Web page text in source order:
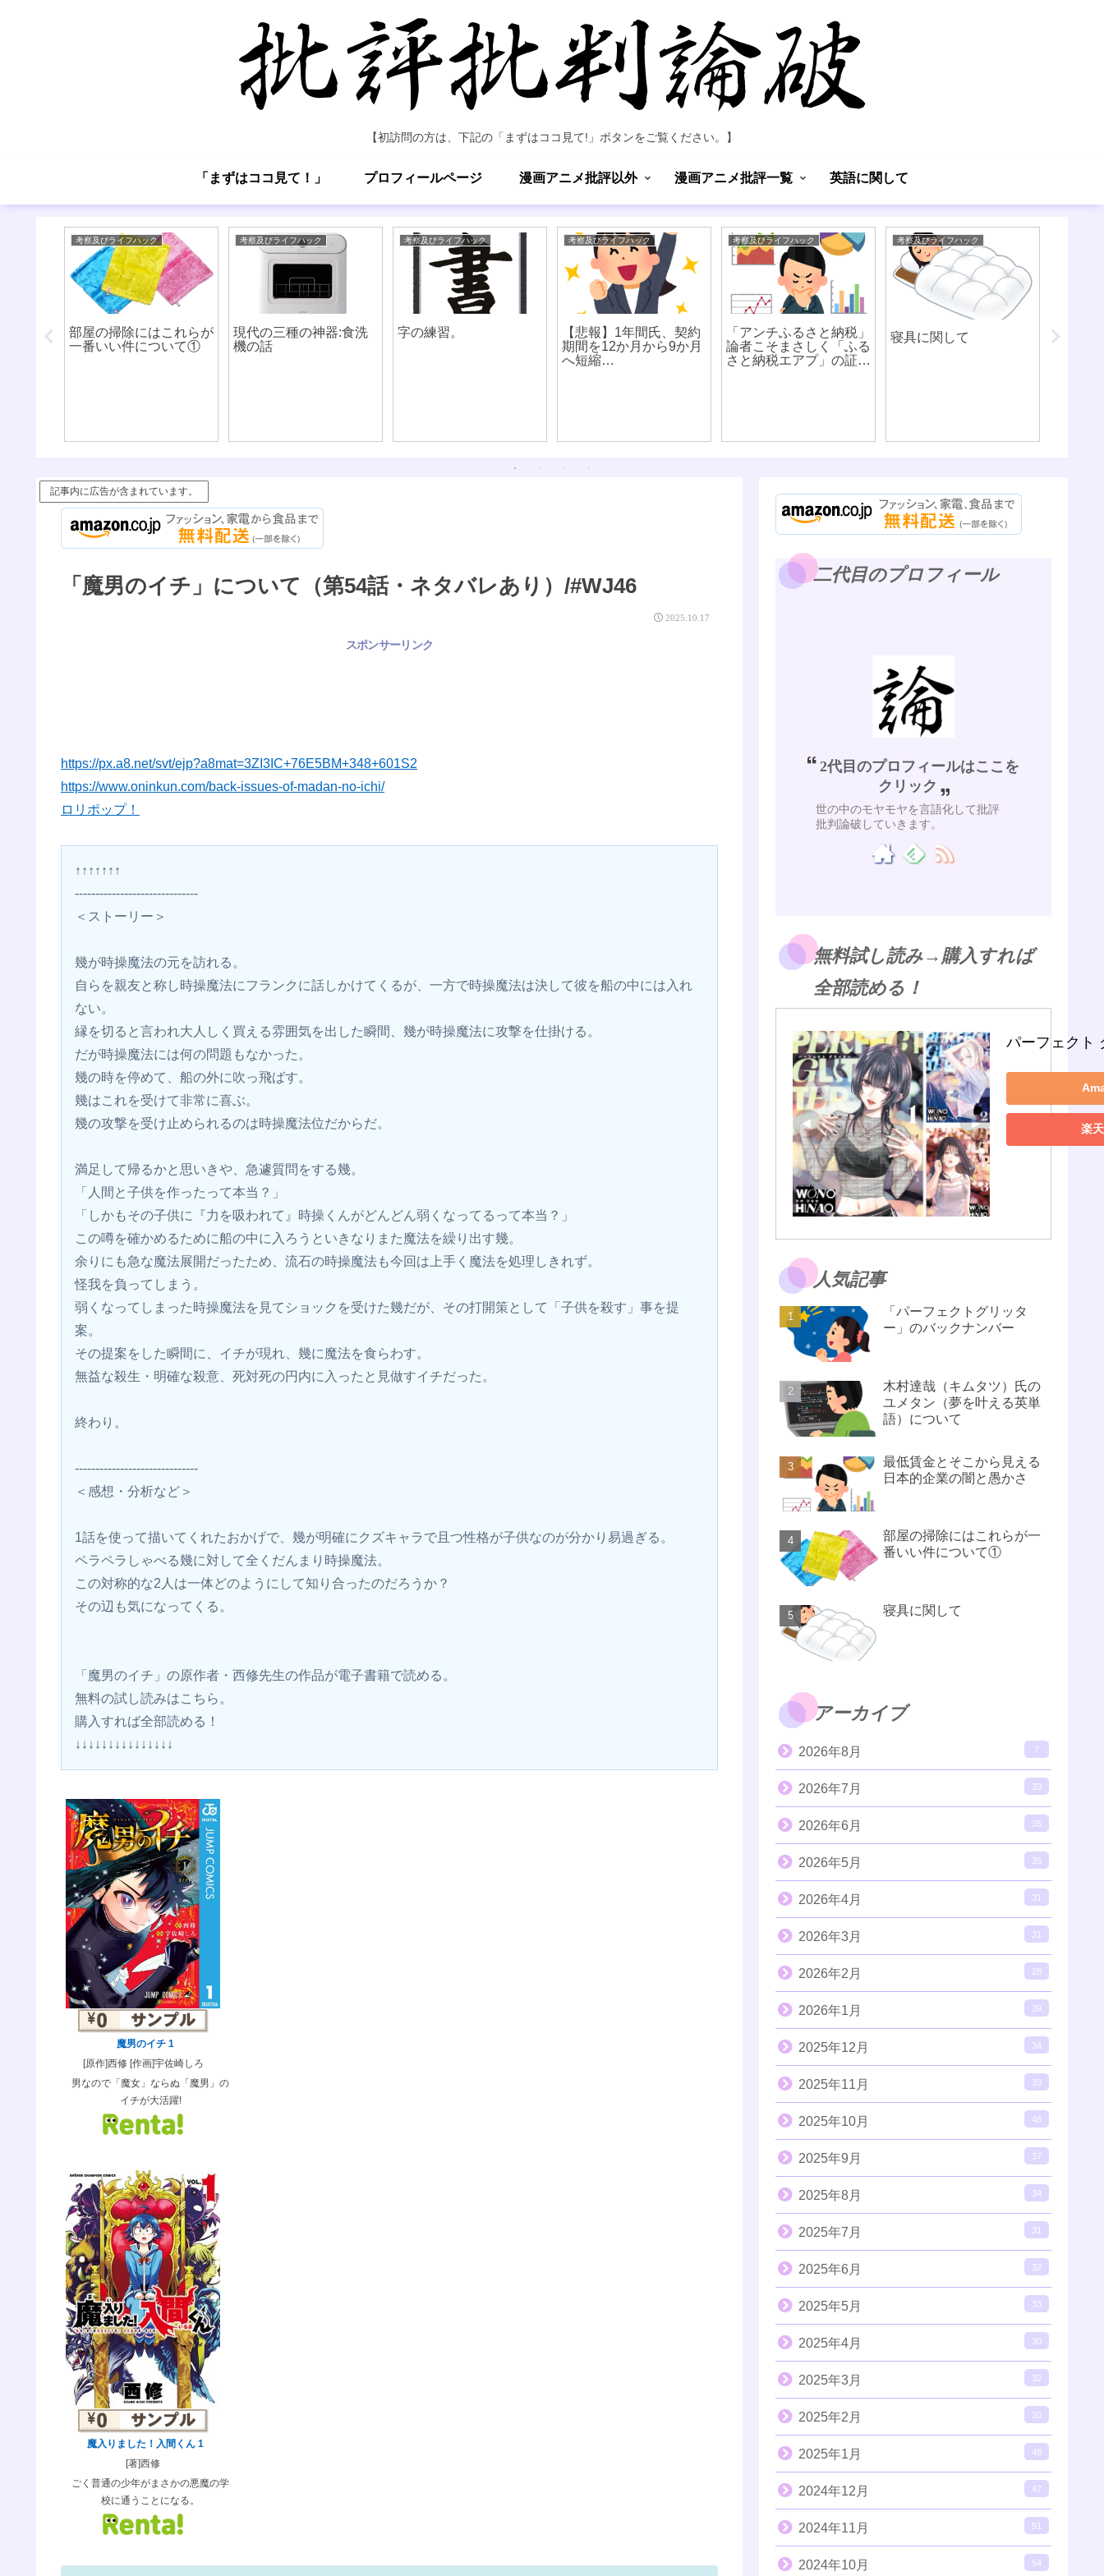
【初訪問の方は、下記の「まずはココ見て!」ボタンをご覧ください。】
「まずはココ見て！」 プロフィールページ 漫画アニメ批評以外 漫画アニメ批評一覧 英語に関して
はシン
考察及びライフハック
部屋の掃除にはこれらが
一番いい件について①
考察及びライフハック
現代の三種の神器:食洗
機の話
考察及びライフハック
字の練習。
考察及びライフハック
【悲報】1年間氏、契約
期間を12か月から9か月
へ短縮…
考察及びライフハック
「アンチふるさと納税」
論者こそまさしく「ふる
さと納税エアプ」の証左
考察及びライフハック
寝具に関して
記事内に広告が含まれています。
「魔男のイチ」について（第54話・ネタバレあり）/#WJ46
2025.10.17
スポンサーリンク
https://px.a8.net/svt/ejp?a8mat=3ZI3IC+76E5BM+348+601S2
https://www.oninkun.com/back-issues-of-madan-no-ichi/
ロリポップ！
↑↑↑↑↑↑↑
------------------------------
＜ストーリー＞
幾が時操魔法の元を訪れる。
自らを親友と称し時操魔法にフランクに話しかけてくるが、一方で時操魔法は決して彼を船の中には入れ
ない。
縁を切ると言われ大人しく買える雰囲気を出した瞬間、幾が時操魔法に攻撃を仕掛ける。
だが時操魔法には何の問題もなかった。
幾の時を停めて、船の外に吹っ飛ばす。
幾はこれを受けて非常に喜ぶ。
幾の攻撃を受け止められるのは時操魔法位だからだ。
満足して帰るかと思いきや、急遽質問をする幾。
「人間と子供を作ったって本当？」
「しかもその子供に『力を吸われて』時操くんがどんどん弱くなってるって本当？」
この噂を確かめるために船の中に入ろうといきなりまた魔法を繰り出す幾。
余りにも急な魔法展開だったため、流石の時操魔法も今回は上手く魔法を処理しきれず。
怪我を負ってしまう。
弱くなってしまった時操魔法を見てショックを受けた幾だが、その打開策として「子供を殺す」事を提
案。
その提案をした瞬間に、イチが現れ、幾に魔法を食らわす。
無益な殺生・明確な殺意、死対死の円内に入ったと見做すイチだった。
終わり。
------------------------------
＜感想・分析など＞
1話を使って描いてくれたおかげで、幾が明確にクズキャラで且つ性格が子供なのが分かり易過ぎる。
ペラペラしゃべる幾に対して全くだんまり時操魔法。
この対称的な2人は一体どのようにして知り合ったのだろうか？
その辺も気になってくる。
「魔男のイチ」の原作者・西修先生の作品が電子書籍で読める。
無料の試し読みはこちら。
購入すれば全部読める！
↓↓↓↓↓↓↓↓↓↓↓↓↓↓↓
魔男のイチ 1
[原作]西修 [作画]宇佐崎しろ
男なので「魔女」ならぬ「魔男」の
イチが大活躍!
魔入りました！入間くん 1
[著]西修
ごく普通の少年がまさかの悪魔の学
校に通うことになる。
二代目のプロフィール
2代目のプロフィールはここを
クリック
世の中のモヤモヤを言語化して批評
批判論破していきます。
無料試し読み→購入すれば
全部読める！
パーフェクト
楽
人気記事
「パーフェクトグリッタ
ー」のバックナンバー
木村達哉（キムタツ）氏の
ユメタン（夢を叶える英単
語）について
最低賃金とそこから見える
日本的企業の闇と愚かさ
部屋の掃除にはこれらが一
番いい件について①
寝具に関して
アーカイブ
2026年8月 7
2026年7月 33
2026年6月 35
2026年5月 35
2026年4月 31
2026年3月 31
2026年2月 28
2026年1月 39
2025年12月 34
2025年11月 33
2025年10月 46
2025年9月 37
2025年8月 34
2025年7月 31
2025年6月 32
2025年5月 33
2025年4月 30
2025年3月 32
2025年2月 30
2025年1月 48
2024年12月 47
2024年11月 51
2024年10月 54